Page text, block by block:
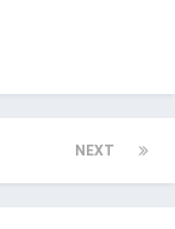
NEXT